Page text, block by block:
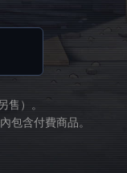
）。
包含付費商品。